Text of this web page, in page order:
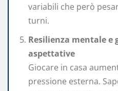
variabili che però
turni.
Resilienza mentale e
aspettative
Giocare in casa
pressione esterna.